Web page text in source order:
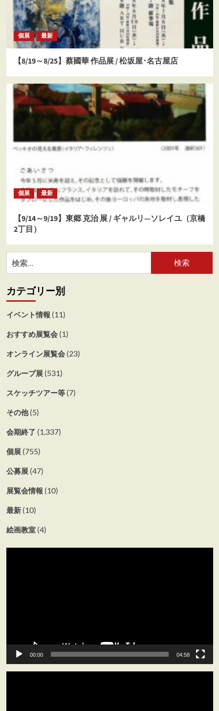
個展 最新
【8/19～8/25】蔡國華 作品展 / 松坂屋･名古屋店
個展 最新
【9/14～9/19】東郷 克治 展 / ギャルリ―ソレイユ（京橋
2丁目）
検
索:
カテゴリー別
イベント情報 (11)
おすすめ展覧会(1)
オンライン展覧会(23)
グループ展(531)
スケッチツアー等(7)
その他(5)
会期終了 (1,337)
個展(755)
公募展(47)
展覧会情報 (10)
最新(10)
絵画教室(4)
00:00 04:58